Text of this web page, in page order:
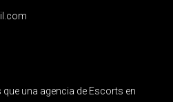
una agencia de Escorts en